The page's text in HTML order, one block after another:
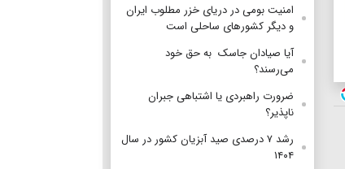
امنیت بومی در دریای خزر مطلوب ایران
و دیگر کشورهای ساحلی است
آیا صیادان جاسک به حق خود
می‌رسند؟
ضرورت راهبردی یا اشتباهی جبران
ناپذیر؟
رشد ۷ درصدی صید آبزیان کشور در سال
۱۴۰۴